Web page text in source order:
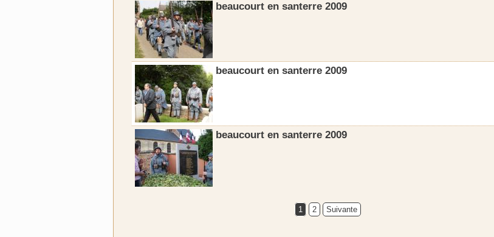
beaucourt en santerre 2009
beaucourt en santerre 2009
beaucourt en santerre 2009
1 2 Suivante